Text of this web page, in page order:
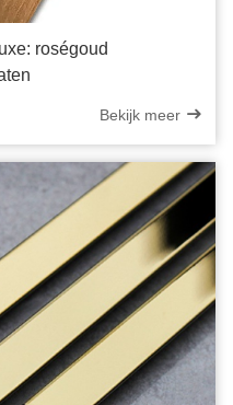
roségoud
Bekijk meer